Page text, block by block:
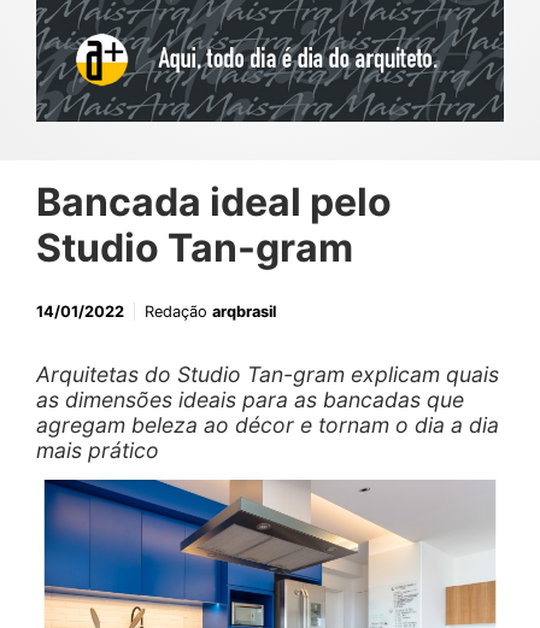
Bancada ideal pelo
Studio Tan-gram
14/01/2022 Redação arqbrasil
Arquitetas do Studio Tan-gram explicam quais
as dimensões ideais para as bancadas que
agregam beleza ao décor e tornam o dia a dia
mais prático